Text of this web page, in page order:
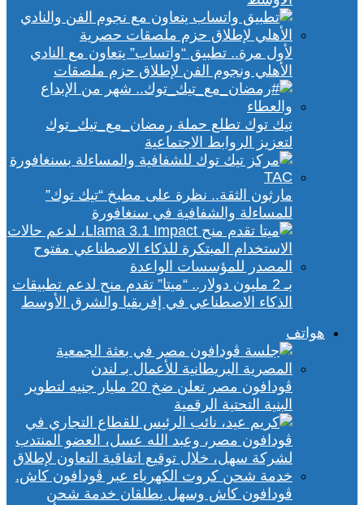
لأول مرة.. تطبيق “واتساب” يتعاون مع النادي
الأهلي ونجوم الفن لإطلاق حزم ملصقات
تيك توك تطلع حملة رمضان_مع_تيك_توك
لتعزيز الروابط الاجتماعية
مارثون الثقة.. نظرة على مطبخ “تيك توك”
للمساءلة والشفافية في سنغافورة
بـ 2 مليون دولار.. “ميتا” تقدم منح لدعم تطبيقات
الذكاء الاصطناعي في إفريقيا والشرق الأوسط
هواتف
ڤودافون مصر تعلن ضخ 20 مليار جنيه لتطوير
البنية التحتية الرقمية
ڤودافون كاش وسهل يطلقان خدمة شحن